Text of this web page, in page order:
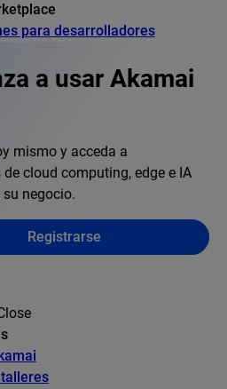
para desarrolladores
a usar Akamai
mismo y acceda a
de cloud computing, edge e IA
negocio.
Registrarse
talleres